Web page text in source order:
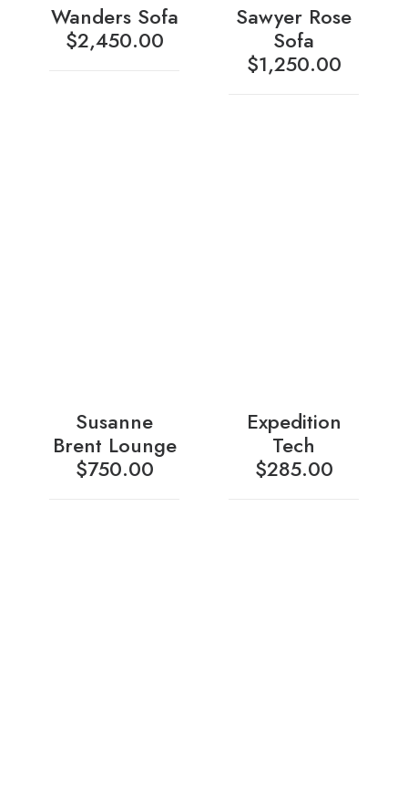
Wanders Sofa
$2,450.00
Sawyer Rose
Sofa
$1,250.00
Susanne
Brent Lounge
$750.00
Expedition
Tech
$285.00